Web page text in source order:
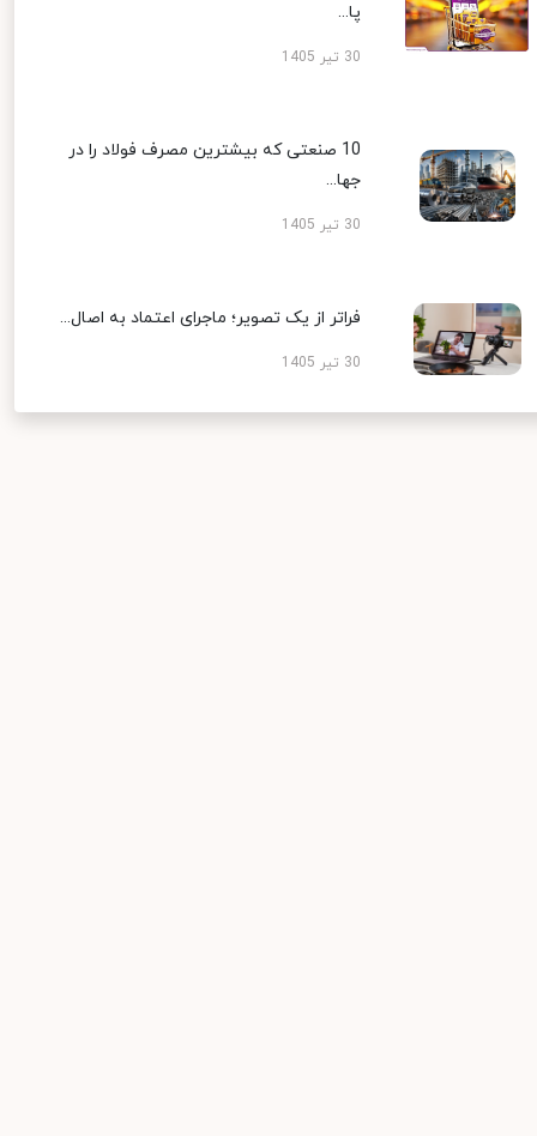
پا...
30 تیر 1405
10 صنعتی که بیشترین مصرف فولاد را در
جها...
30 تیر 1405
فراتر از یک تصویر؛ ماجرای اعتماد به اصال...
30 تیر 1405